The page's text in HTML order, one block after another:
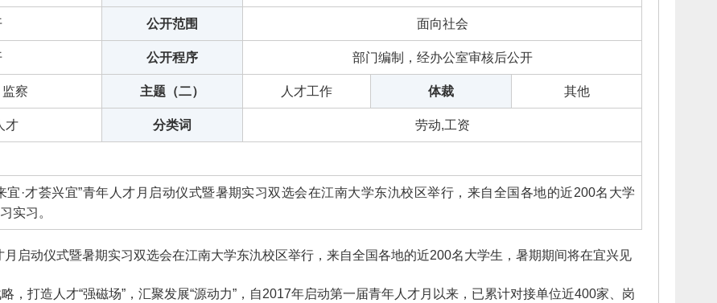
公开范围 面向社会
公开程序 部门编制，经办公室审核后公开
察 主题（二） 人才工作 体裁 其他
才 分类词 劳动,工资
宜·才荟兴宜”青年人才月启动仪式暨暑期实习双选会在江南大学东氿校区举行，来自全国各地的近200名大学
实习。
启动仪式暨暑期实习双选会在江南大学东氿校区举行，来自全国各地的近200名大学生，暑期期间将在宜兴见
打造人才“强磁场”，汇聚发展“源动力”，自2017年启动第一届青年人才月以来，已累计对接单位近400家、岗